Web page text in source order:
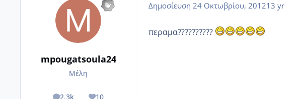
mpougatsoula24
Μέλη
2.3k 10
Δημοσίευση 24 Οκτωβρίου, 201213 yr
περαμα??????????